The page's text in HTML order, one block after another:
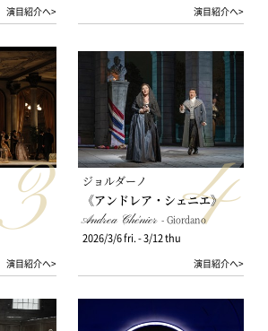
演目紹介へ> 演目紹介へ>
3
演目紹介へ>
4
ジョルダーノ
《アンドレア・シェニエ》
Andrea Chénier - Giordano
2026/3/6 fri. - 3/12 thu
演目紹介へ>